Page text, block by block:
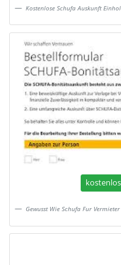
Kostenlose Schufa Auskunft
Gewusst Wie Schufa Fur